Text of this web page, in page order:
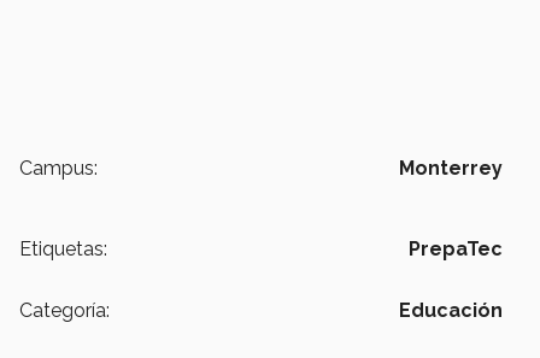
Campus: Monterrey
Etiquetas: PrepaTec
Categoría: Educación